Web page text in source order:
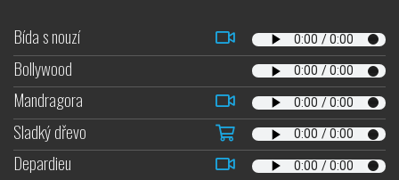
Bída s nouzí
Bollywood
Mandragora
Sladký dřevo
Depardieu